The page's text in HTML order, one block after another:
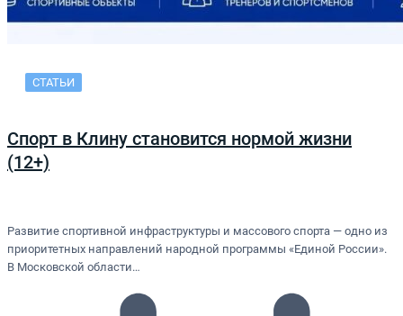
СТАТЬИ
Спорт в Клину становится нормой жизни
(12+)
Развитие спортивной инфраструктуры и массового спорта — одно из
приоритетных направлений народной программы «Единой России».
В Московской области…